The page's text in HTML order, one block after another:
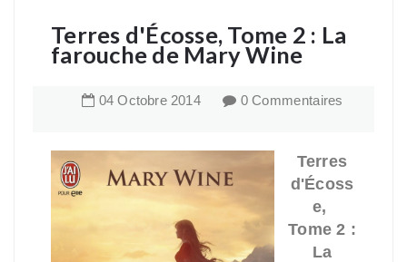
Terres d'Écosse, Tome 2 : La
farouche de Mary Wine
04 Octobre 2014 0 Commentaires
Terres
d'Écoss
e,
Tome 2 :
La